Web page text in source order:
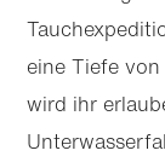
eine Tiefe
wird ihr